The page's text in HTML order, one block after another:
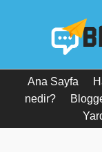
Ana Sayfa
nedir?